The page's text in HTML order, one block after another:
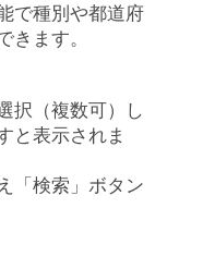
で種別や都道府
きます。
択（複数可）し
と表示されま
「検索」ボタン